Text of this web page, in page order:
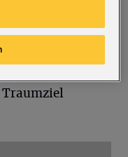
Malaga und
Bus-
Traumziel